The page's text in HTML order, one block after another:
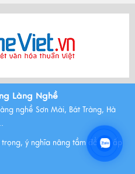
Có Ý Nghĩa Như Thế Nào
Làng Nghề
nghề Sơn Mài, Bát Tràng, Hà
ý nghĩa nâng tầm đẳng cấp